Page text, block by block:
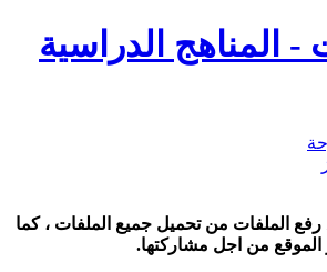
- المناهج الدراسية
الملفات من تحميل جميع الملفات ، كما
من اجل مشاركتها.